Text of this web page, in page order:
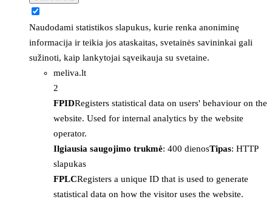
Naudodami statistikos slapukus, kurie renka anoniminę
informacija ir teikia jos ataskaitas, svetainės savininkai gali
sužinoti, kaip lankytojai sąveikauja su svetaine.
meliva.lt
2
FPIDRegisters statistical data on users' behaviour on the
website. Used for internal analytics by the website
operator.
Ilgiausia saugojimo trukmė: 400 dienosTipas: HTTP
slapukas
FPLCRegisters a unique ID that is used to generate
statistical data on how the visitor uses the website.